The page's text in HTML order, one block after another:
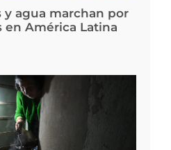
y agua marchan por
en América Latina